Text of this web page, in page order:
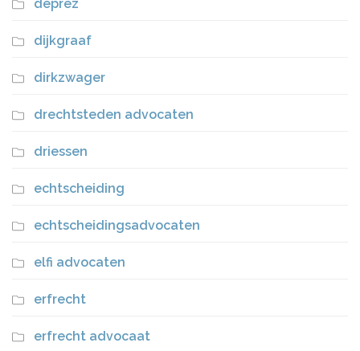
deprez
dijkgraaf
dirkzwager
drechtsteden advocaten
driessen
echtscheiding
echtscheidingsadvocaten
elfi advocaten
erfrecht
erfrecht advocaat